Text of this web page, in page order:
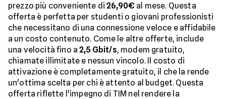
prezzo più conveniente di26,90€ al mese. Questa
offerta è perfetta per studenti o giovani professionisti
che necessitano di una connessione veloce e affidabile
a un costo contenuto. Come le altre offerte, include
una velocità fino a2,5 Gbit/s, modem gratuito,
chiamate illimitate e nessun vincolo. Il costo di
attivazione è completamente gratuito, il che la rende
un'ottima scelta per chi è attento al budget. Questa
offerta riflette l'impegno di TIM nel rendere la